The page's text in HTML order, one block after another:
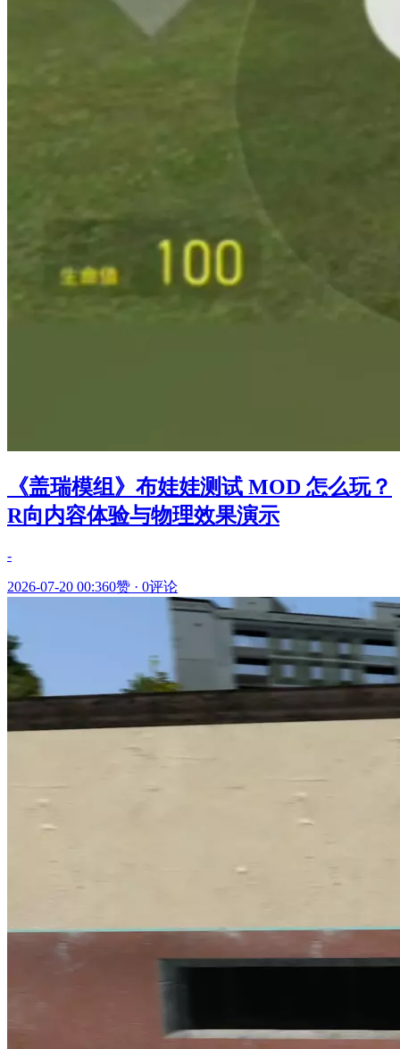
《盖瑞模组》布娃娃测试 MOD 怎么玩？
R向内容体验与物理效果演示
-
2026-07-20 00:360赞 · 0评论